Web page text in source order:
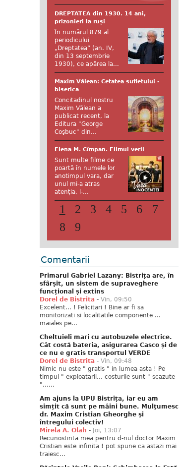
DREPTATEA din 1930. 14 ani,
prizonieri la ruși
În numărul 879 al
periodicului
„Dreptatea” (an. IV,
din 13 septembrie
1930), ce apărea la...
Maxim Vălean: Cetatea sufletului -
biserica
Concitadinul nostru
Maxim Vălean a
publicat recent, la
Editura "George
Coşbuc" din...
Elena M. Cîmpan. Filmul verii
Sunt multe filme ce
poartă în numele lor
anotimpul vara, dar
unul mi-a atras
atenția, l-...
1 2 3 4 5 6
7
8
9
Comentarii
Primarul Gabriel Lazany: Bistrița are, în
sfârșit, un sistem de supraveghere
funcțional și extins
Dorel de Bistrita - Vin, 09:50
Excelent... ! Felicitari ! Bine ar fi sa
monitorizati si localitatile componente ...
maiales pe...
Cheltuieli mari cu autobuzele electrice.
Cât costă bateria, asigurarea Casco și de
ce nu e gratis transportul VERDE
Dorel de Bistrita - Vin, 09:48
Nimic nu este " gratis " in lumea asta ! Pe
timpul " exploatarii... costurile sunt " scazute
"......
Am ajuns la UPU Bistrița, iar eu am
simțit că sunt pe mâini bune. Mulţumesc
dr. Maxim Cristian Gheorghe şi
întregului colectiv!
Mirela A. Olah - Joi, 13:07
Recunostinta mea pentru d-nul doctor Maxim
Cristian este infinita ! pot spune ca astazi mai
traiesc...